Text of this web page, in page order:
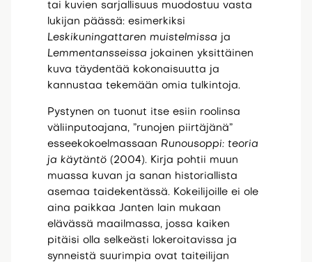
tai kuvien sarjallisuus muodostuu vasta
lukijan päässä: esimerkiksi
Leskikuningattaren muistelmissa ja
Lemmentansseissa jokainen yksittäinen
kuva täydentää kokonaisuutta ja
kannustaa tekemään omia tulkintoja.
Pystynen on tuonut itse esiin roolinsa
väliinputoajana, ”runojen piirtäjänä”
esseekokoelmassaan Runousoppi: teoria
ja käytäntö(2004). Kirja pohtii muun
muassa kuvan ja sanan historiallista
asemaa taidekentässä. Kokeilijoille ei ole
aina paikkaa Janten lain mukaan
elävässä maailmassa, jossa kaiken
pitäisi olla selkeästi lokeroitavissa ja
synneistä suurimpia ovat taiteilijan